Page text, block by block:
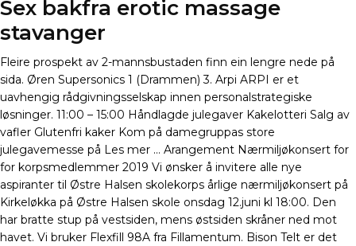
Sex bakfra erotic massage
stavanger
Fleire prospekt av 2-mannsbustaden finn ein lengre nede på
sida. Øren Supersonics 1 (Drammen) 3. Arpi ARPI er et
uavhengig rådgivningsselskap innen personalstrategiske
løsninger. 11:00 – 15:00 Håndlagde julegaver Kakelotteri Salg av
vafler Glutenfri kaker Kom på damegruppas store
julegavemesse på Les mer … Arangement Nærmiljøkonsert for
for korpsmedlemmer 2019 Vi ønsker å invitere alle nye
aspiranter til Østre Halsen skolekorps årlige nærmiljøkonsert på
Kirkeløkka på Østre Halsen skole onsdag 12.juni kl 18:00. Den
har bratte stup på vestsiden, mens østsiden skråner ned mot
havet. Vi bruker Flexfill 98A fra Fillamentum. Bison Telt er det